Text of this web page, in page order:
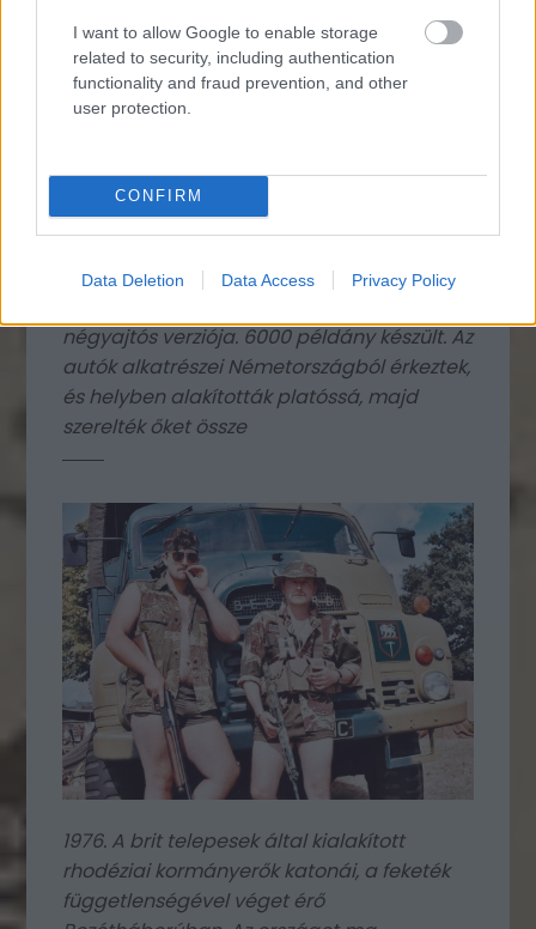
I want to allow Google to enable storage
related to security, including authentication
functionality and fraud prevention, and other
user protection.
CONFIRM
Data Deletion Data Access Privacy Policy
1972 és 1976 között Argentínában gyártott
négyajtós verziója. 6000 példány készült. Az
autók alkatrészei Németországból érkeztek,
és helyben alakították platóssá, majd
szerelték őket össze
1976. A brit telepesek által kialakított
rhodéziai kormányerők katonái, a feketék
függetlenségével véget érő